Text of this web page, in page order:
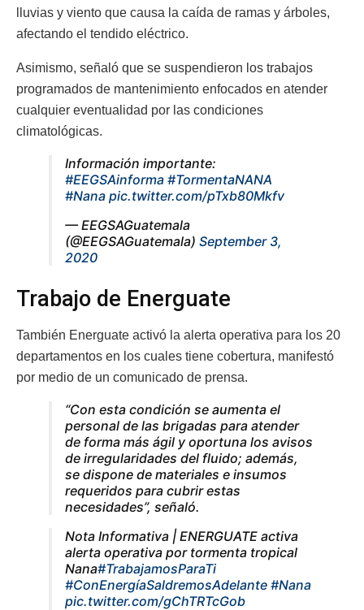
lluvias y viento que causa la caída de ramas y árboles,
afectando el tendido eléctrico.
Asimismo, señaló que se suspendieron los trabajos
programados de mantenimiento enfocados en atender
cualquier eventualidad por las condiciones
climatológicas.
Información importante:
#EEGSAinforma #TormentaNANA
#Nana pic.twitter.com/pTxb80Mkfv
— EEGSAGuatemala
(@EEGSAGuatemala) September 3,
2020
Trabajo de Energuate
También Energuate activó la alerta operativa para los 20
departamentos en los cuales tiene cobertura, manifestó
por medio de un comunicado de prensa.
“Con esta condición se aumenta el
personal de las brigadas para atender
de forma más ágil y oportuna los avisos
de irregularidades del fluido; además,
se dispone de materiales e insumos
requeridos para cubrir estas
necesidades”, señaló.
Nota Informativa | ENERGUATE activa
alerta operativa por tormenta tropical
Nana#TrabajamosParaTi
#ConEnergíaSaldremosAdelante #Nana
pic.twitter.com/gChTRTcGob